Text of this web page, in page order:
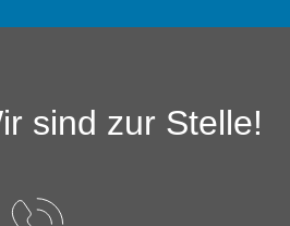
sind zur Stelle!